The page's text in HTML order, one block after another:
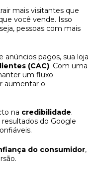
mais visitantes que
você vende. Isso
pessoas com mais
anúncios pagos, sua loja
(CAC). Com uma
um fluxo
aumentar o
na credibilidade.
do Google
do consumidor,